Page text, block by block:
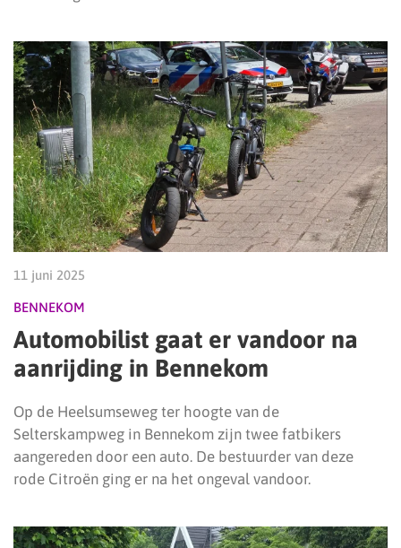
11 juni 2025
BENNEKOM
Automobilist gaat er vandoor na
aanrijding in Bennekom
Op de Heelsumseweg ter hoogte van de
Selterskampweg in Bennekom zijn twee fatbikers
aangereden door een auto. De bestuurder van deze
rode Citroën ging er na het ongeval vandoor.